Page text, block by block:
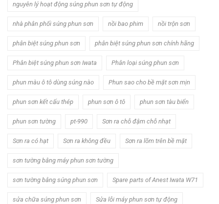
nguyên lý hoạt động súng phun sơn tự động
nhà phân phối súng phun sơn nồi bao phim nồi trộn sơn
phân biệt súng phun sơn phân biệt súng phun sơn chính hãng
Phân biệt súng phun sơn Iwata Phân loại súng phun sơn
phun màu ô tô dùng súng nào Phun sao cho bề mặt sơn mịn
phun sơn kết cấu thép phun sơn ô tô phun sơn tàu biển
phun sơn tường pt-990 Sơn ra chỗ đậm chỗ nhạt
Sơn ra có hạt Sơn ra không đều Sơn ra lõm trên bề mặt
sơn tường bằng máy phun sơn tường
sơn tường bằng súng phun sơn Spare parts of Anest Iwata W71
sửa chữa súng phun sơn Sửa lỗi máy phun sơn tự động